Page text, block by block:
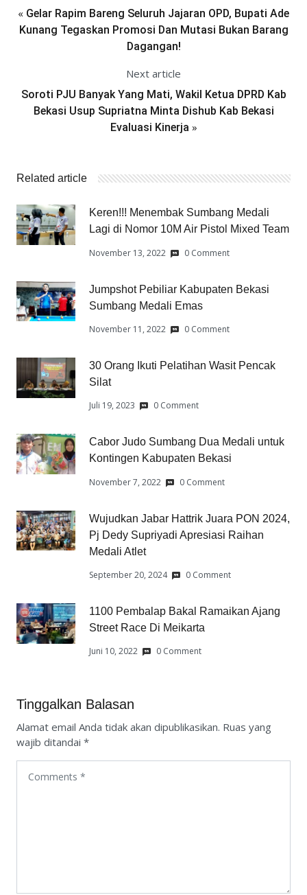
« Gelar Rapim Bareng Seluruh Jajaran OPD, Bupati Ade
Kunang Tegaskan Promosi Dan Mutasi Bukan Barang
Dagangan!
Next article
Soroti PJU Banyak Yang Mati, Wakil Ketua DPRD Kab
Bekasi Usup Supriatna Minta Dishub Kab Bekasi
Evaluasi Kinerja »
Related article
Keren!!! Menembak Sumbang Medali
Lagi di Nomor 10M Air Pistol Mixed Team
November 13, 2022 0 Comment
Jumpshot Pebiliar Kabupaten Bekasi
Sumbang Medali Emas
November 11, 2022 0 Comment
30 Orang Ikuti Pelatihan Wasit Pencak
Silat
Juli 19, 2023 0 Comment
Cabor Judo Sumbang Dua Medali untuk
Kontingen Kabupaten Bekasi
November 7, 2022 0 Comment
Wujudkan Jabar Hattrik Juara PON 2024,
Pj Dedy Supriyadi Apresiasi Raihan
Medali Atlet
September 20, 2024 0 Comment
1100 Pembalap Bakal Ramaikan Ajang
Street Race Di Meikarta
Juni 10, 2022 0 Comment
Tinggalkan Balasan
Alamat email Anda tidak akan dipublikasikan. Ruas yang
wajib ditandai *